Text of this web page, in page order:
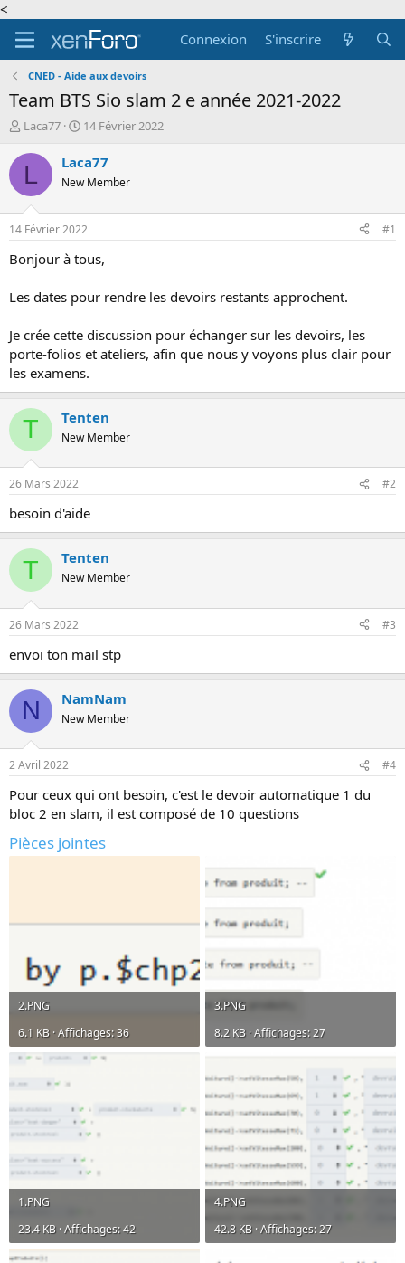
<
Connexion
S'inscrire
CNED - Aide aux devoirs
Team BTS Sio slam 2 e année 2021-2022
A
t
r
d
e
l
i
c
u
s
o
n
Laca77
D
t
d
d
é
b
14 Février 2022
L Laca77
New Member
14 Février 2022 #1
Bonjour à tous,
Les dates pour rendre les devoirs restants approchent.
Je crée cette discussion pour échanger sur les devoirs, les
porte-folios et ateliers, afin que nous y voyons plus clair pour
les examens.
T Tenten
New Member
26 Mars 2022 #2
besoin d'aide
T Tenten
New Member
26 Mars 2022 #3
envoi ton mail stp
N NamNam
New Member
2 Avril 2022 #4
Pour ceux qui ont besoin, c'est le devoir automatique 1 du
bloc 2 en slam, il est composé de 10 questions
Pièces jointes
2.PNG
6.1 KB · Affichages: 36
3.PNG
8.2 KB · Affichages: 27
1.PNG
23.4 KB · Affichages: 42
4.PNG
42.8 KB · Affichages: 27